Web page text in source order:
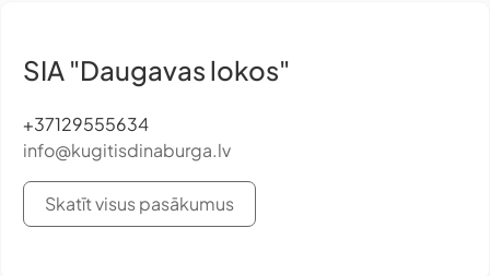
SIA "Daugavas lokos"
+37129555634
info@kugitisdinaburga.lv
Skatīt visus pasākumus